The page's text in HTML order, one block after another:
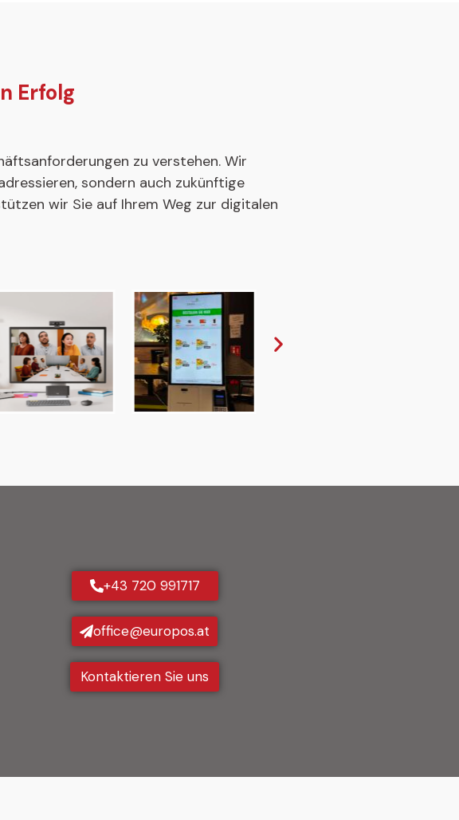
Erfolg
zu verstehen. Wir
sondern auch zukünftige
wir Sie auf Ihrem Weg zur digitalen
+43 720 991717
office@europos.at
Kontaktieren Sie uns